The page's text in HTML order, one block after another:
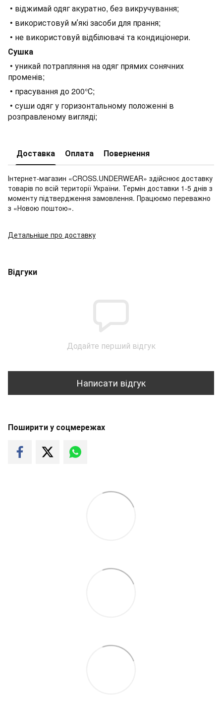
• віджимай одяг акуратно, без викручування;
• використовуй мʼякі засоби для прання;
• не використовуй відбілювачі та кондиціонери.
Сушка
• уникай потрапляння на одяг прямих сонячних
променів;
• прасування до 200°С;
• суши одяг у горизонтальному положенні в
розправленому вигляді;
Доставка Оплата Повернення
Інтернет-магазин «CROSS.UNDERWEAR» здійснює доставку
товарів по всій території України. Термін доставки 1-5 днів з
моменту підтвердження замовлення. Працюємо переважно
з «Новою поштою».
Детальніше про доставку
Відгуки
Додайте перший відгук
Написати відгук
Поширити у соцмережах